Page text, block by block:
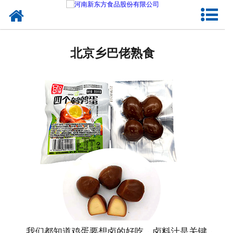
北京熟食品
北京调味品
北京鸡蛋壳粉
北京新东方食品
北京食品代加工
北京精忠报国八大锤典故版
北京乡巴佬熟食